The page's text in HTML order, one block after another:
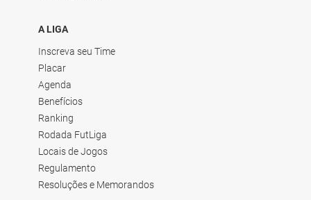
A LIGA
Inscreva seu Time
Placar
Agenda
Benefícios
Ranking
Rodada FutLiga
Locais de Jogos
Regulamento
Resoluções e Memorandos